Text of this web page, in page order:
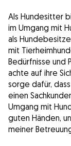
Als Hundesitter
im Umgang mit
als
mit
Bedürfnisse und
achte auf ihre
sorge dafür,
einen
Umgang mit
guten Händen,
meiner